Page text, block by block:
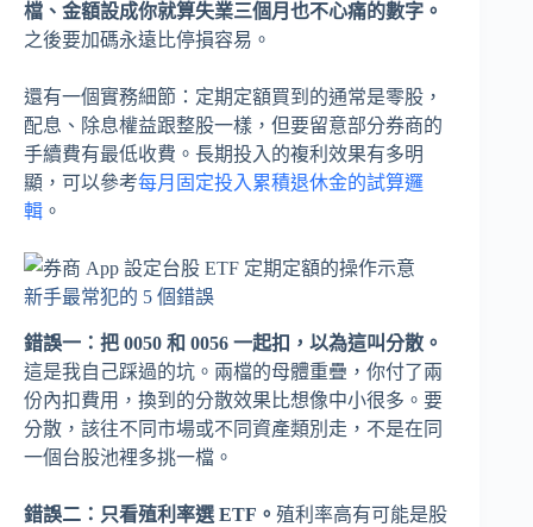
檔、金額設成你就算失業三個月也不心痛的數字。
之後要加碼永遠比停損容易。
還有一個實務細節：定期定額買到的通常是零股，
配息、除息權益跟整股一樣，但要留意部分券商的
手續費有最低收費。長期投入的複利效果有多明
顯，可以參考每月固定投入累積退休金的試算邏
輯 。
新手最常犯的 5 個錯誤
錯誤一：把 0050 和 0056 一起扣，以為這叫分散。
這是我自己踩過的坑。兩檔的母體重疊，你付了兩
份內扣費用，換到的分散效果比想像中小很多。要
分散，該往不同市場或不同資產類別走，不是在同
一個台股池裡多挑一檔。
錯誤二：只看殖利率選 ETF。 殖利率高有可能是股